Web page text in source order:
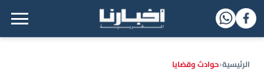
القائمة الرئيسية
الرئيسية‹حوادث وقضايا